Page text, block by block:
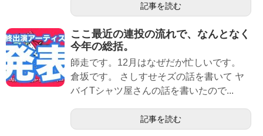
記事を読む
ここ最近の連投の流れで、なんとなく
今年の総括。
師走です。12月はなぜだか忙しいです。
倉坂です。 さしすせそズの話を書いて ヤ
バイTシャツ屋さんの話を書いたので...
記事を読む